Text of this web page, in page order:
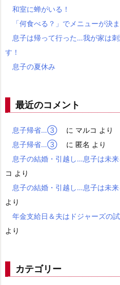
和室に蝉がいる！
「何食べる？」でメニューが決
息子は帰って行った…我が家は
す！
息子の夏休み
最近のコメント
息子帰省…③ に マルコ より
息子帰省…③
に 匿名 より
息子の結婚・引越し…息子は未
コ より
息子の結婚・引越し…息子は未
より
年金支給日＆夫はドジャーズの
より
カテゴリー